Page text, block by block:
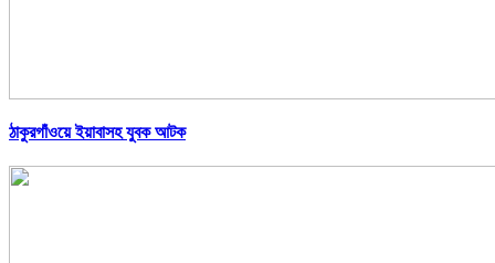
ঠাকুরগাঁওয়ে ইয়াবাসহ যুবক আটক